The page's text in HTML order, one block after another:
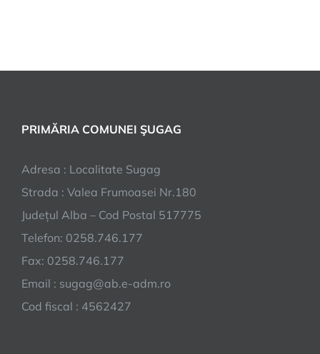
PRIMĂRIA COMUNEI ŞUGAG
Adresa : Localitate Sugag
Strada : Valea Frumoasei Nr.180
Județul Alba – Cod Postal 517775
Telefon: 0258.746.177
Fax: 0258.746.177
Email : sugag@ab.e-adm.ro
Cod fiscal : 4562427